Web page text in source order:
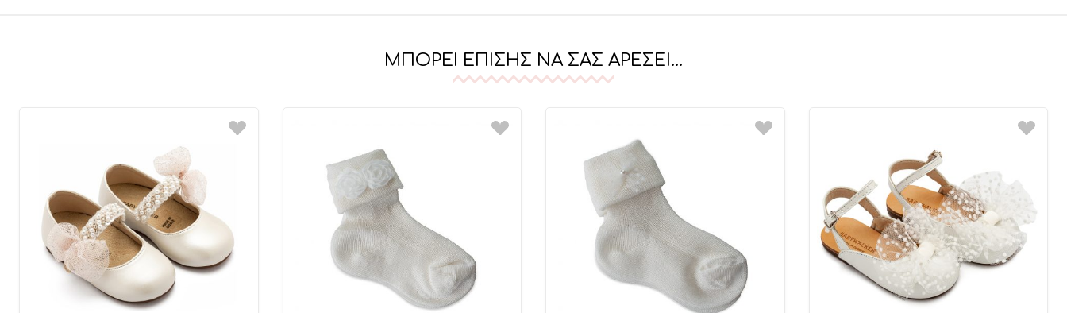
ΜΠΟΡΕΊ ΕΠΊΣΗΣ ΝΑ ΣΑΣ ΑΡΈΣΕΙ…